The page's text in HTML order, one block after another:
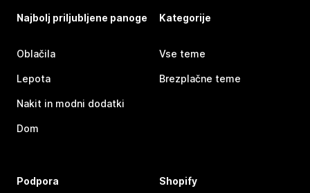
Najbolj priljubljene panoge
Oblačila
Lepota
Nakit in modni dodatki
Dom
Kategorije
Vse teme
Brezplačne teme
Podpora Shopify